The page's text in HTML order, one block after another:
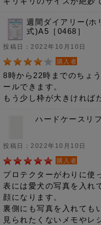
週間ダイアリー(ホ
式)A5［0468］
投稿日：2022年10月10日
購入者
8時から22時までのちょ
ールできます。
もう少し枠が大きければ
ハードケースリ
投稿日：2022年10月10日
購入者
プロテクターがわりに使
表には愛犬の写真を入れ
顔になります。
裏側にも写真を入れても
見られたくないメモやレ